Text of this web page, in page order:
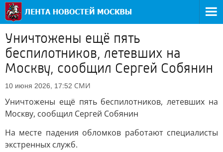
Уничтожены ещё пять
беспилотников, летевших на
Москву, сообщил Сергей Собянин
10 июня 2026, 17:52 СМИ
Уничтожены ещё пять беспилотников, летевших на
Москву, сообщил Сергей Собянин
На месте падения обломков работают специалисты
экстренных служб.